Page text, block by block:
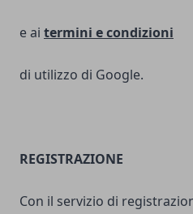
e ai termini econdizioni
di utilizzo di Google.
REGISTRAZIONE
Con il servizio di